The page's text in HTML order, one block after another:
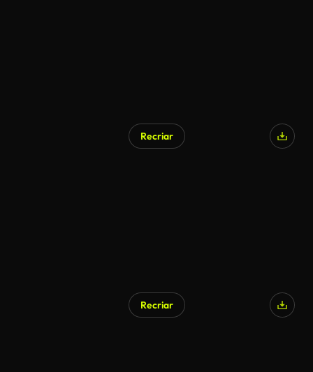
Recriar
Recriar